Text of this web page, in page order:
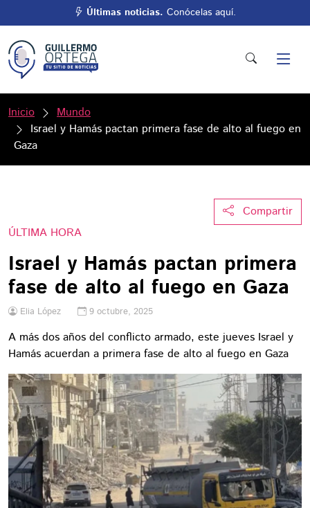
Últimas noticias. Conócelas aquí.
Inicio
Mundo
Israel y Hamás pactan primera fase de alto al fuego en
Gaza
Compartir
ÚLTIMA HORA
Israel y Hamás pactan primera
fase de alto al fuego en Gaza
Elia López 9 octubre, 2025
A más dos años del conflicto armado, este jueves Israel y
Hamás acuerdan a primera fase de alto al fuego en Gaza